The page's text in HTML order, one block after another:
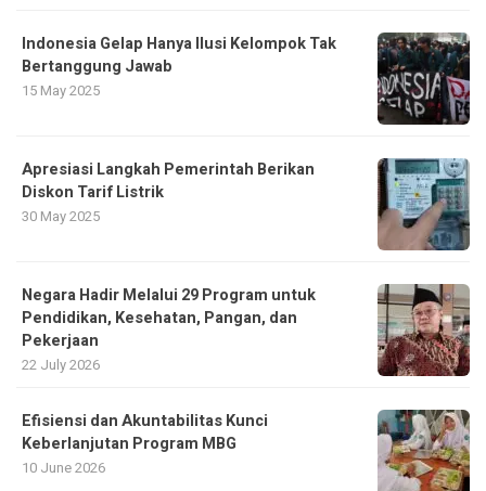
Indonesia Gelap Hanya Ilusi Kelompok Tak
Bertanggung Jawab
15 May 2025
Apresiasi Langkah Pemerintah Berikan
Diskon Tarif Listrik
30 May 2025
Negara Hadir Melalui 29 Program untuk
Pendidikan, Kesehatan, Pangan, dan
Pekerjaan
22 July 2026
Efisiensi dan Akuntabilitas Kunci
Keberlanjutan Program MBG
10 June 2026